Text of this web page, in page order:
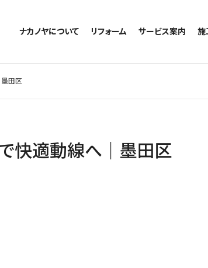
ナカノヤについて リフォーム
お風呂のリフォーム
洗面台のリフォーム
内装のリフォーム
水回りのリフォーム
サービス案内
相談室・よくある
施
墨田区
快適動線へ｜墨田区